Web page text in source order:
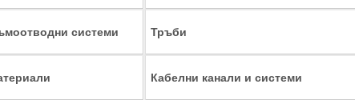
системи Тръби
Кабелни канали и системи